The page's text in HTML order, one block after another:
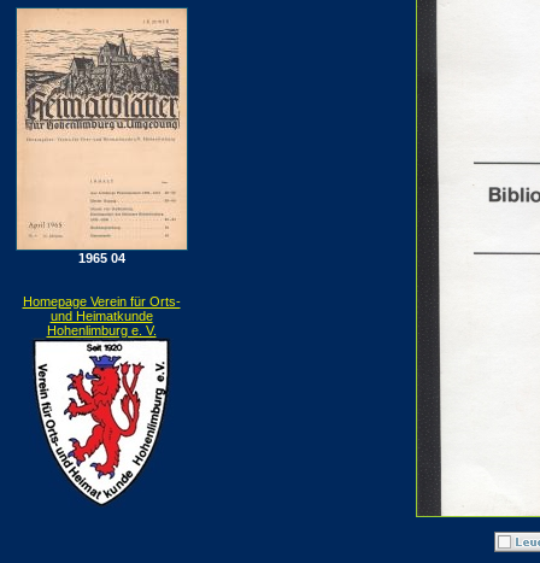
1965 04
Homepage Verein für Orts-
und Heimatkunde
Hohenlimburg e. V.